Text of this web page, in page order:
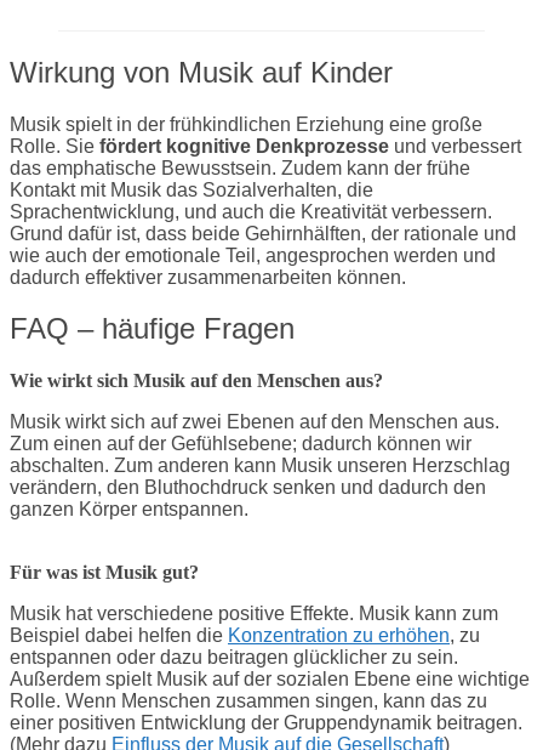
Wirkung von Musik auf Kinder
Musik spielt in der frühkindlichen Erziehung eine große
Rolle. Sie fördert kognitive Denkprozesse und verbessert
das emphatische Bewusstsein. Zudem kann der frühe
Kontakt mit Musik das Sozialverhalten, die
Sprachentwicklung, und auch die Kreativität verbessern.
Grund dafür ist, dass beide Gehirnhälften, der rationale und
wie auch der emotionale Teil, angesprochen werden und
dadurch effektiver zusammenarbeiten können.
FAQ – häufige Fragen
Wie wirkt sich Musik auf den Menschen aus?
Musik wirkt sich auf zwei Ebenen auf den Menschen aus.
Zum einen auf der Gefühlsebene; dadurch können wir
abschalten. Zum anderen kann Musik unseren Herzschlag
verändern, den Bluthochdruck senken und dadurch den
ganzen Körper entspannen.
Für was ist Musik gut?
Musik hat verschiedene positive Effekte. Musik kann zum
Beispiel dabei helfen die Konzentration zu erhöhen, zu
entspannen oder dazu beitragen glücklicher zu sein.
Außerdem spielt Musik auf der sozialen Ebene eine wichtige
Rolle. Wenn Menschen zusammen singen, kann das zu
einer positiven Entwicklung der Gruppendynamik beitragen.
(Mehr dazu Einfluss der Musik auf die Gesellschaft)